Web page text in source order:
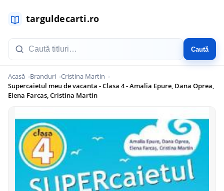
Caută
Acasă Branduri Cristina Martin
Supercaietul meu de vacanta - Clasa 4 - Amalia Epure, Dana Oprea,
Elena Farcas, Cristina Martin